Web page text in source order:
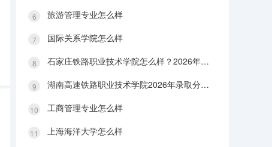
旅游管理专业怎么样
国际关系学院怎么样
石家庄铁路职业技术学院怎么样？2026年投档线、宿舍条件与就业前景分析
湖南高速铁路职业技术学院2026年录取分数盘点：宿舍、费用、就业与FAQ
工商管理专业怎么样
上海海洋大学怎么样